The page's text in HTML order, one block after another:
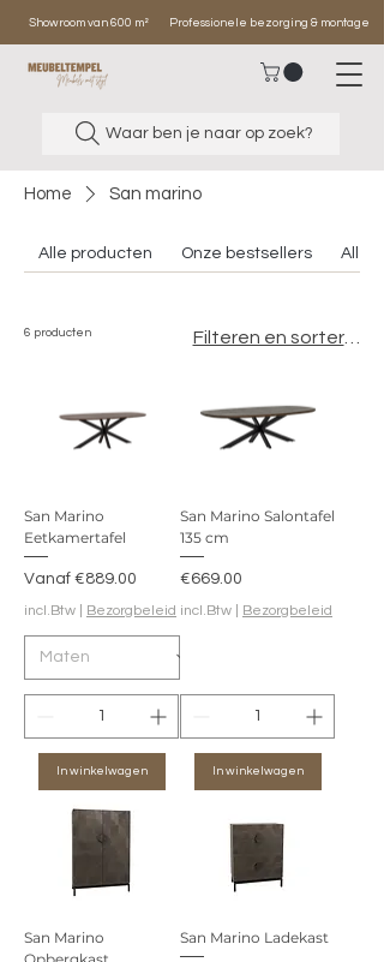
Showroom van 600 m² Professionele bezorging & montage
Waar ben je naar op zoek?
Home San marino
Alle producten Onze bestsellers Alle
6 producten Filteren en sorteren
San Marino
Eetkamertafel
Vanaf €889.00
Verkoopprijs
incl.Btw Bezorgbeleid
In winkelwagen
San Marino Salontafel
135 cm
Prijs
€669.00
incl.Btw Bezorgbeleid
In winkelwagen
San Marino
San Marino Ladekast